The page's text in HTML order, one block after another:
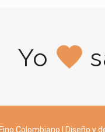
Yo
Colombiano | Diseño y